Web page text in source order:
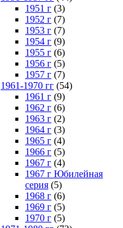
1951 г (3)
1952 г (7)
1953 г (7)
1954 г (9)
1955 г (6)
1956 г (5)
1957 г (7)
1961-1970 гг (54)
1961 г (9)
1962 г (6)
1963 г (2)
1964 г (3)
1965 г (4)
1966 г (5)
1967 г (4)
1967 г Юбилейная
серия (5)
1968 г (6)
1969 г (5)
1970 г (5)